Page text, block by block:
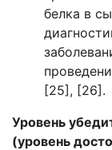
белка в
[25], [26].
Уровень
(уровень